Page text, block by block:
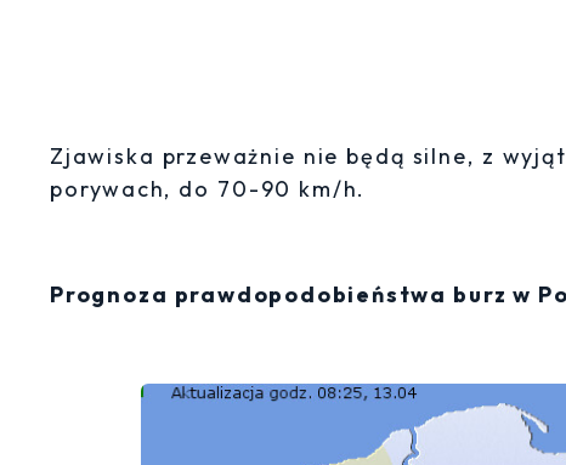
Zjawiska przeważnie nie będą silne, z
porywach, do 70-90 km/h.
Prognoza prawdopodobieństwa burz w